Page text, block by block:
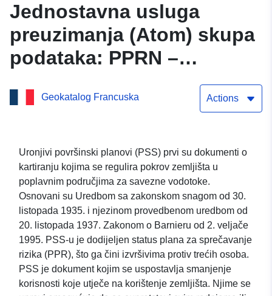
Jednostavna usluga
preuzimanja (Atom) skupa
podataka: PPRN –
regulirano područje PSS
općine VILLEY-SAINT-
Geokatalog Francuska Actions
Uronjivi površinski planovi (PSS) prvi su dokumenti o
kartiranju kojima se regulira pokrov zemljišta u
poplavnim područjima za savezne vodotoke.
Osnovani su Uredbom sa zakonskom snagom od 30.
listopada 1935. i njezinom provedbenom uredbom od
20. listopada 1937. Zakonom o Barnieru od 2. veljače
1995. PSS-u je dodijeljen status plana za sprečavanje
rizika (PPR), što ga čini izvršivima protiv trećih osoba.
PSS je dokument kojim se uspostavlja smanjenje
korisnosti koje utječe na korištenje zemljišta. Njime se